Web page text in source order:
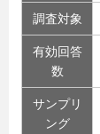
調査対象
有効回答
数
サンプリ
ング